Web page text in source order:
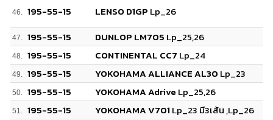
46. 195-55-15 LENSO D1GP Lp_26
47. 195-55-15 DUNLOP LM705 Lp_25,26
48. 195-55-15 CONTINENTAL CC7 Lp_24
49. 195-55-15 YOKOHAMA ALLIANCE AL30 Lp_23
50. 195-55-15 YOKOHAMA Adrive Lp_25,26
51. 195-55-15 YOKOHAMA V701 Lp_23 มี3เส้น ,Lp_26